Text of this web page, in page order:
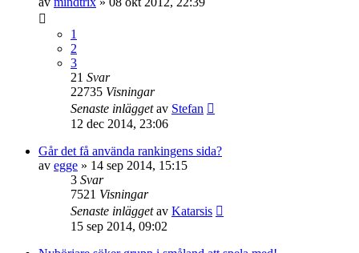
1
2
3
21 Svar
22735 Visningar
Senaste inläggetav Stefan
12 dec 2014, 23:06
Går det få använda rankingens sida?
av egge » 14 sep 2014, 15:15
3 Svar
7521 Visningar
Senaste inläggetav Katarsis
15 sep 2014, 09:02